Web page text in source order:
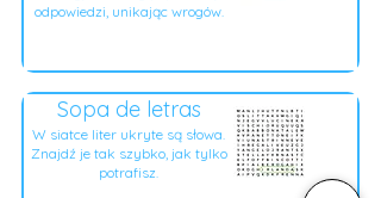
odpowiedzi, unikając wrogów.
Sopa de letras
W siatce liter ukryte są słowa.
Znajdź je tak szybko, jak tylko
potrafisz.